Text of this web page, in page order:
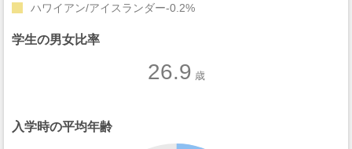
ハワイアン/アイスランダー 0.2%
学生の男女比率
26.9 歳
入学時の平均年齢